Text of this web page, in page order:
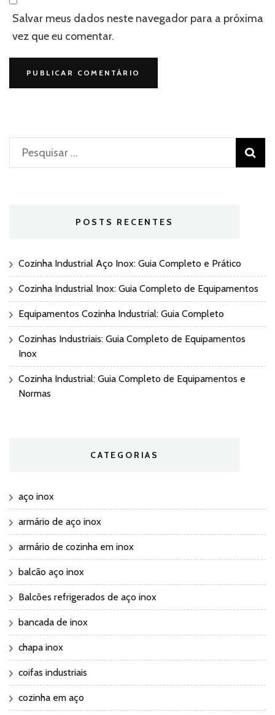
Salvar meus dados neste navegador para a próxima
vez que eu comentar.
Pesquisar
por:
POSTS RECENTES
Cozinha Industrial Aço Inox: Guia Completo e Prático
Cozinha Industrial Inox: Guia Completo de Equipamentos
Equipamentos Cozinha Industrial: Guia Completo
Cozinhas Industriais: Guia Completo de Equipamentos
Inox
Cozinha Industrial: Guia Completo de Equipamentos e
Normas
CATEGORIAS
aço inox
armário de aço inox
armário de cozinha em inox
balcão aço inox
Balcões refrigerados de aço inox
bancada de inox
chapa inox
coifas industriais
cozinha em aço